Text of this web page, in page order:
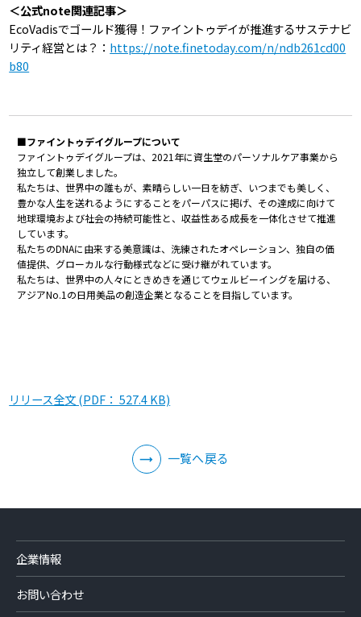
＜公式note関連記事＞
EcoVadisでゴールド獲得！ファイントゥデイが推進するサステナビ
リティ経営とは？： https://note.finetoday.com/n/ndb261cd00
b80
■ファイントゥデイグループについて
ファイントゥデイグループは、2021年に資生堂のパーソナルケア事業から
独立して創業しました。
私たちは、世界中の誰もが、素晴らしい一日を紡ぎ、いつまでも美しく、
豊かな人生を送れるようにすることをパーパスに掲げ、その達成に向けて
地球環境および社会の持続可能性と、収益性ある成長を一体化させて推進
しています。
私たちのDNAに由来する美意識は、洗練されたオペレーション、独自の価
値提供、グローカルな行動様式などに受け継がれています。
私たちは、世界中の人々にときめきを通じてウェルビーイングを届ける、
アジアNo.1の日用美品の創造企業となることを目指しています。
リリース全文 (PDF： 527.4 KB)
一覧へ戻る
企業情報
お問い合わせ